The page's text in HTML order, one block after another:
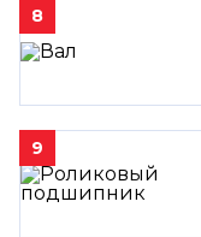
8
9